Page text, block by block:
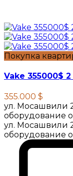
Покупка
Vake 355000$
355.000 $
ул. Мосашвили
оборудование
ул. Мосашвили
оборудование